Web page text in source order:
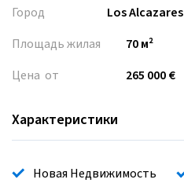
Город
Los Alcazares
Площадь жилая
70 м²
Цена от
265 000 €
Характеристики
Новая Недвижимость